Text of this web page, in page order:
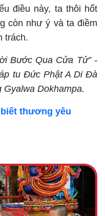
điều này, ta thôi hốt
còn như ý và ta điềm
trách.
Bước Qua Cửa Tử” -
tu Đức Phật A Di Đà
Dokhampa.
thương yêu